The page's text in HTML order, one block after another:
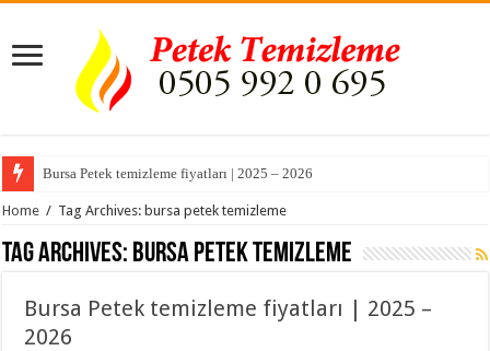
Bursa Petek temizleme fiyatları | 2025 – 2026
Home / Tag Archives: bursa petek temizleme
Tag Archives: bursa petek temizleme
Bursa Petek temizleme fiyatları | 2025 –
2026